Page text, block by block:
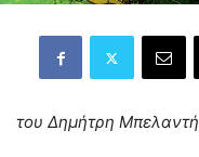
του Δημήτρη Μπελαντή